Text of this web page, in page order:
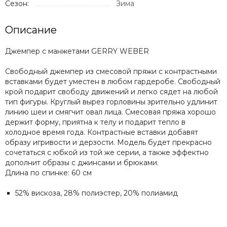
Сезон: Зима
Описание
Джемпер с манжетами GERRY WEBER
Свободный джемпер из смесовой пряжи с контрастными
вставками будет уместен в любом гардеробе. Свободный
крой подарит свободу движений и легко сядет на любой
тип фигуры. Круглый вырез горловины зрительно удлинит
линию шеи и смягчит овал лица. Смесовая пряжа хорошо
держит форму, приятна к телу и подарит тепло в
холодное время года. Контрастные вставки добавят
образу игривости и дерзости. Модель будет прекрасно
сочетаться с юбкой из той же серии, а также эффектно
дополнит образы с джинсами и брюками.
Длина по спинке: 60 см
52% вискоза, 28% полиэстер, 20% полиамид